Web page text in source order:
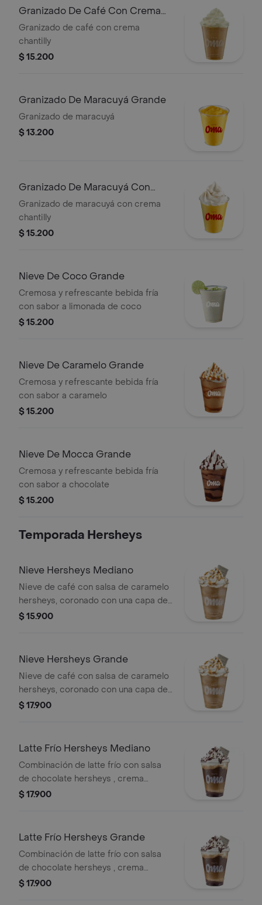
Granizado De Café Con Crema
Grande
Granizado de café con crema
chantilly
$ 15.200
Granizado De Maracuyá Grande
Granizado de maracuyá
$ 13.200
Granizado De Maracuyá Con
Crema Grande
Granizado de maracuyá con crema
chantilly
$ 15.200
Nieve De Coco Grande
Cremosa y refrescante bebida fría
con sabor a limonada de coco
$ 15.200
Nieve De Caramelo Grande
Cremosa y refrescante bebida fría
con sabor a caramelo
$ 15.200
Nieve De Mocca Grande
Cremosa y refrescante bebida fría
con sabor a chocolate
$ 15.200
Temporada Hersheys
Nieve Hersheys Mediano
Nieve de café con salsa de caramelo
hersheys, coronado con una capa de
chantilly e irresistible toque de salsa
$ 15.900
Nieve Hersheys Grande
Nieve de café con salsa de caramelo
hersheys, coronado con una capa de
chantilly e irresistible toque de salsa
$ 17.900
Latte Frí­o Hersheys Mediano
Combinación de latte frío con salsa
de chocolate hersheys , crema
chantilly con adición de salsa y
$ 17.900
Latte Frío Hersheys Grande
Combinación de latte frío con salsa
de chocolate hersheys , crema
chantilly con adición de salsa y
$ 17.900